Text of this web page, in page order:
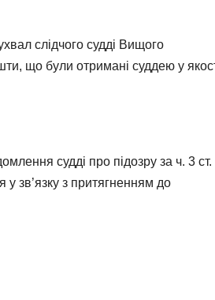
слідчого судді Вищого
що були отримані суддею у
судді про підозру за ч. 3
у зв’язку з притягненням до